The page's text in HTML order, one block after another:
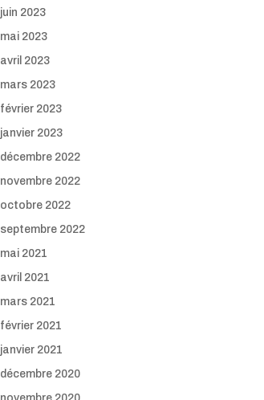
juin 2023
mai 2023
avril 2023
mars 2023
février 2023
janvier 2023
décembre 2022
novembre 2022
octobre 2022
septembre 2022
mai 2021
avril 2021
mars 2021
février 2021
janvier 2021
décembre 2020